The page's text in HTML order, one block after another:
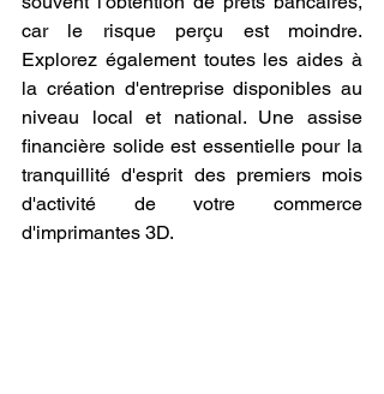
car le risque perçu est moindre.
Explorez également toutes les aides à
la création d'entreprise disponibles au
niveau local et national. Une assise
financière solide est essentielle pour la
tranquillité d'esprit des premiers mois
d'activité de votre commerce
d'imprimantes 3D.